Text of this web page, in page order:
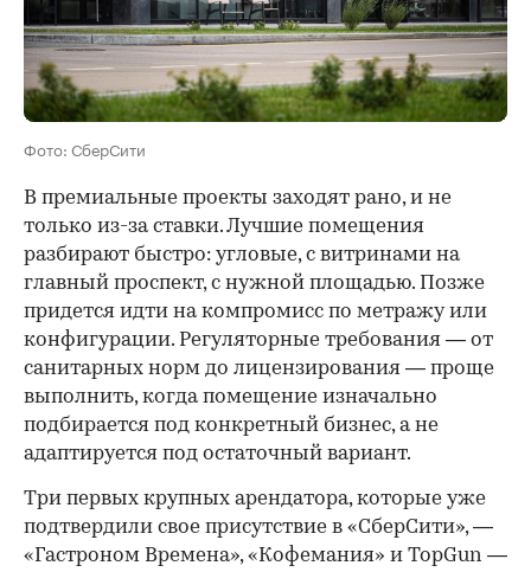
Фото: СберСити
В премиальные проекты заходят рано, и не
только из-за ставки. Лучшие помещения
разбирают быстро: угловые, с витринами на
главный проспект, с нужной площадью. Позже
придется идти на компромисс по метражу или
конфигурации. Регуляторные требования — от
санитарных норм до лицензирования — проще
выполнить, когда помещение изначально
подбирается под конкретный бизнес, а не
адаптируется под остаточный вариант.
Три первых крупных арендатора, которые уже
подтвердили свое присутствие в «СберСити», —
«Гастроном Времена», «Кофемания» и TopGun —